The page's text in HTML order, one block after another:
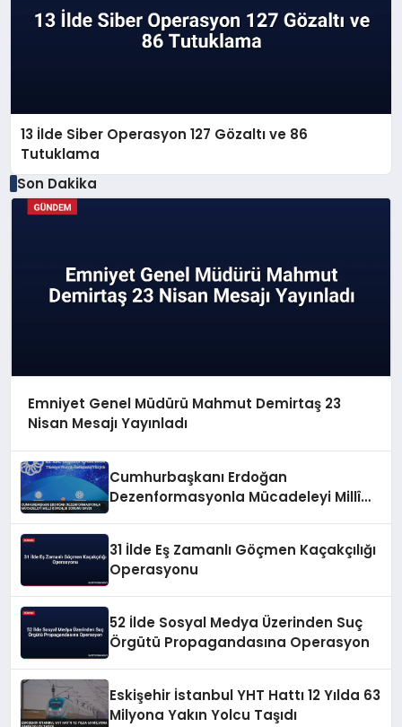
13 İlde Siber Operasyon 127 Gözaltı ve 86
Tutuklama
Son Dakika
Emniyet Genel Müdürü Mahmut Demirtaş 23
Nisan Mesajı Yayınladı
Cumhurbaşkanı Erdoğan
Dezenformasyonla Mücadeleyi Millî
31 İlde Eş Zamanlı Göçmen Kaçakçılığı
Operasyonu
52 İlde Sosyal Medya Üzerinden Suç
Örgütü Propagandasına Operasyon
Eskişehir İstanbul YHT Hattı 12 Yılda 63
Milyona Yakın Yolcu Taşıdı